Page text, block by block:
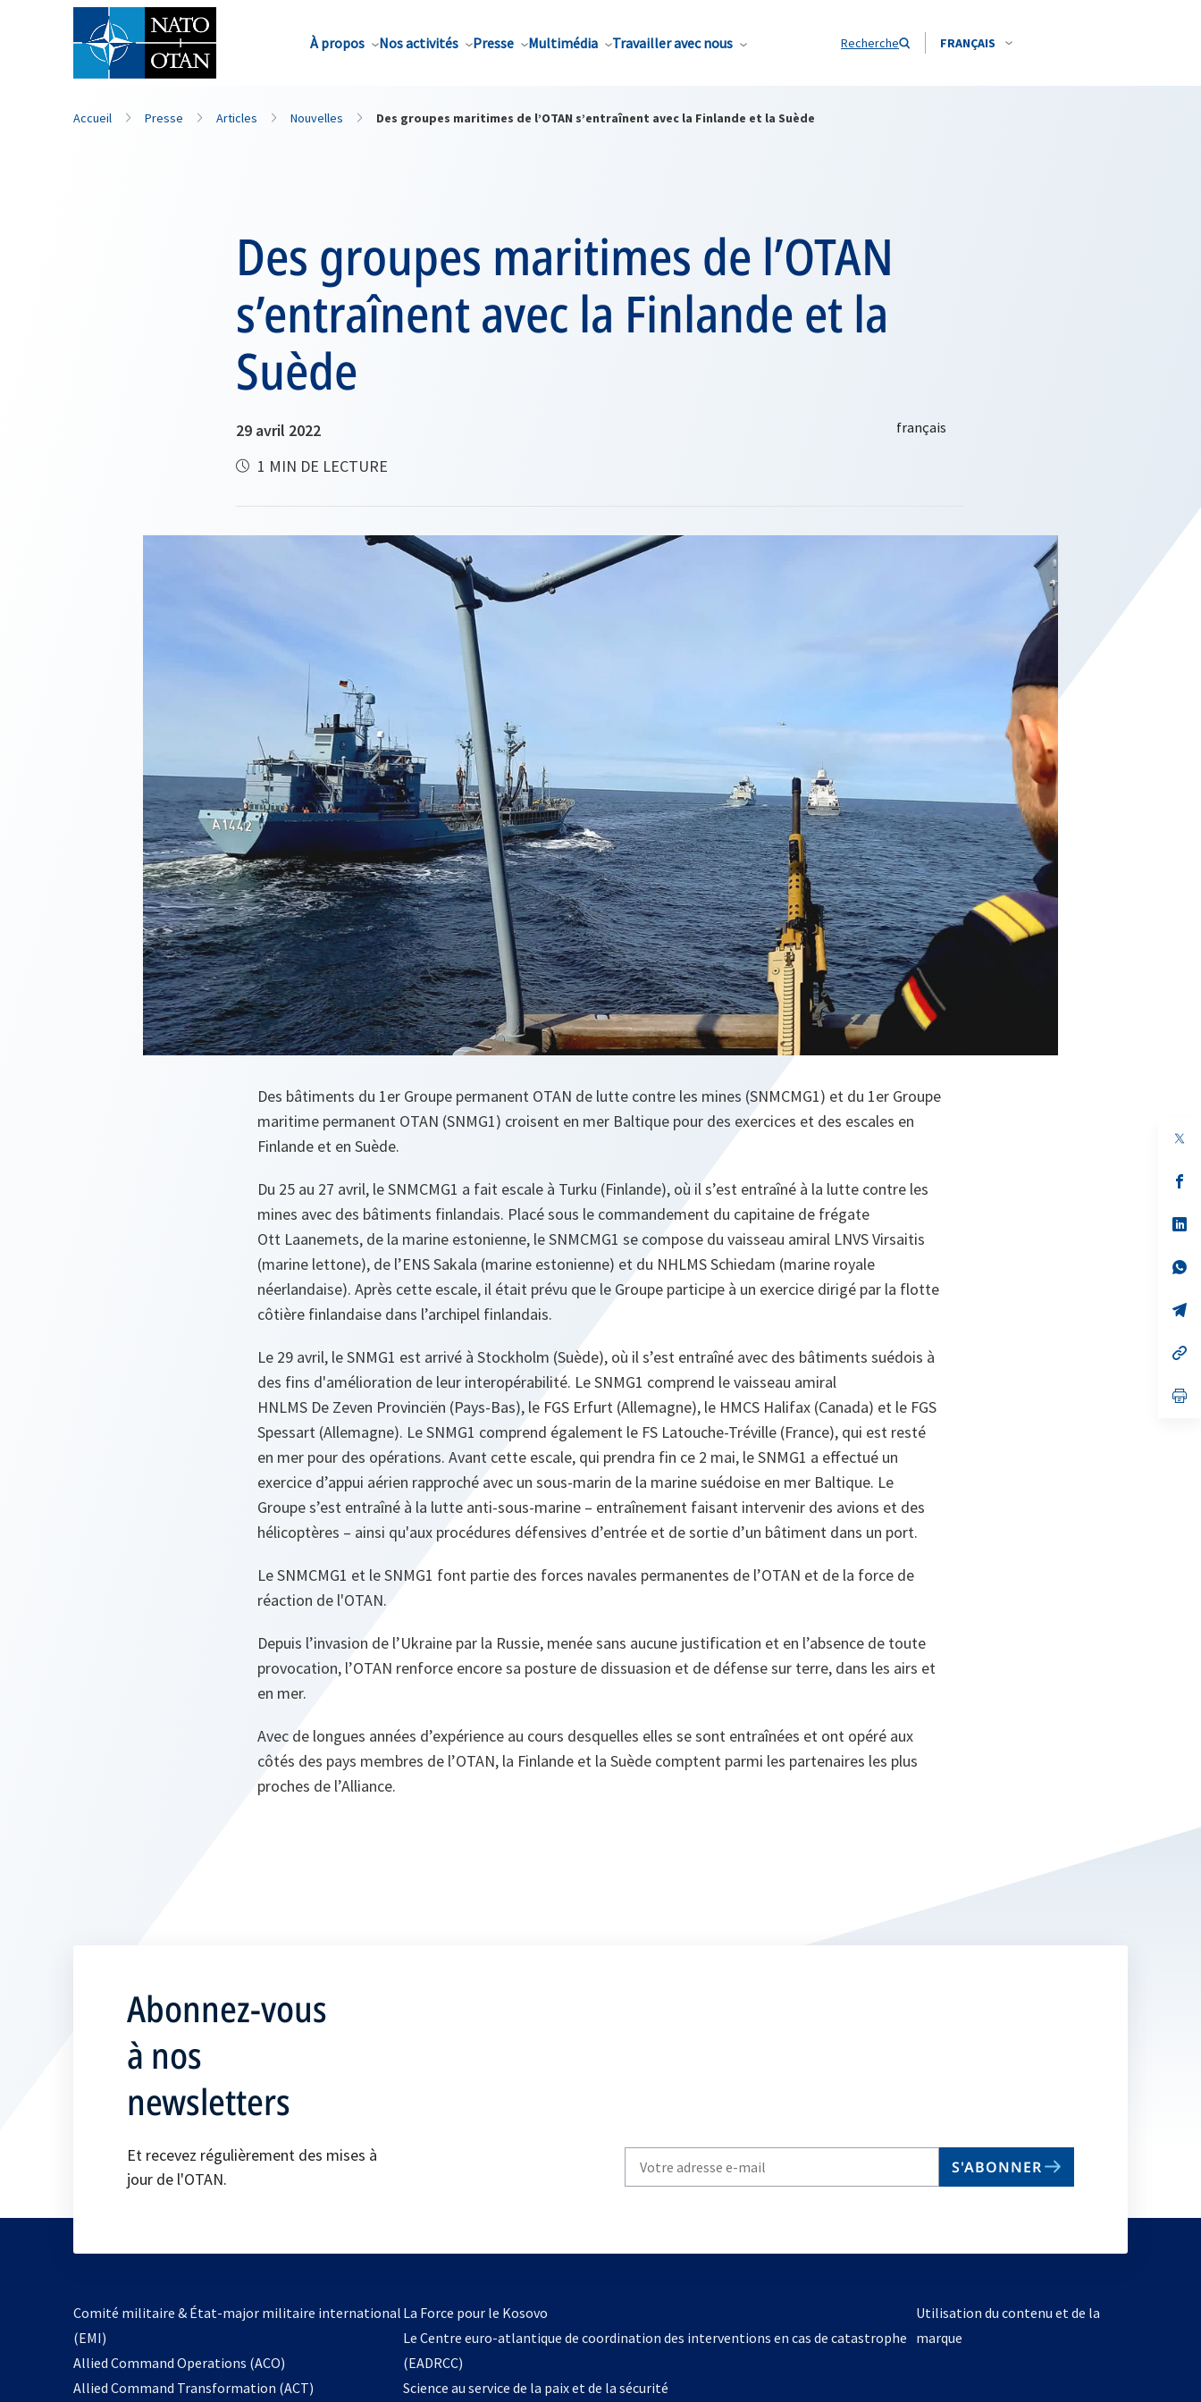
À propos Nos activités Presse Multimédia Travailler avec nous Recherche FRANÇAIS
Nom de famille*
Accueil Presse Articles Nouvelles Des groupes maritimes de l’OTAN s’entraînent avec la Finlande et la Suède
Des groupes maritimes de l’OTAN
s’entraînent avec la Finlande et la
Suède
29 avril 2022
1 MIN DE LECTURE
Des bâtiments du 1er Groupe permanent OTAN de lutte contre les mines (SNMCMG1) et du 1er Groupe
maritime permanent OTAN (SNMG1) croisent en mer Baltique pour des exercices et des escales en
Finlande et en Suède.
Du 25 au 27 avril, le SNMCMG1 a fait escale à Turku (Finlande), où il s’est entraîné à la lutte contre les
mines avec des bâtiments finlandais. Placé sous le commandement du capitaine de frégate
Ott Laanemets, de la marine estonienne, le SNMCMG1 se compose du vaisseau amiral LNVS Virsaitis
(marine lettone), de l’ENS Sakala (marine estonienne) et du NHLMS Schiedam (marine royale
néerlandaise). Après cette escale, il était prévu que le Groupe participe à un exercice dirigé par la flotte
côtière finlandaise dans l’archipel finlandais.
Le 29 avril, le SNMG1 est arrivé à Stockholm (Suède), où il s’est entraîné avec des bâtiments suédois à
des fins d'amélioration de leur interopérabilité. Le SNMG1 comprend le vaisseau amiral
HNLMS De Zeven Provinciën (Pays-Bas), le FGS Erfurt (Allemagne), le HMCS Halifax (Canada) et le FGS
Spessart (Allemagne). Le SNMG1 comprend également le FS Latouche‑Tréville (France), qui est resté
en mer pour des opérations. Avant cette escale, qui prendra fin ce 2 mai, le SNMG1 a effectué un
exercice d’appui aérien rapproché avec un sous‑marin de la marine suédoise en mer Baltique. Le
Groupe s’est entraîné à la lutte anti‑sous-marine – entraînement faisant intervenir des avions et des
hélicoptères – ainsi qu'aux procédures défensives d’entrée et de sortie d’un bâtiment dans un port.
Le SNMCMG1 et le SNMG1 font partie des forces navales permanentes de l’OTAN et de la force de
réaction de l'OTAN.
Depuis l’invasion de l’Ukraine par la Russie, menée sans aucune justification et en l’absence de toute
provocation, l’OTAN renforce encore sa posture de dissuasion et de défense sur terre, dans les airs et
en mer.
Avec de longues années d’expérience au cours desquelles elles se sont entraînées et ont opéré aux
côtés des pays membres de l’OTAN, la Finlande et la Suède comptent parmi les partenaires les plus
proches de l’Alliance.
Abonnez-vous
à nos
newsletters
Et recevez régulièrement des mises à
jour de l'OTAN.
your
S'ABONNER
Comité militaire & État-major militaire international
(EMI)
Allied Command Operations (ACO)
dans
Allied Command Transformation (ACT)
La Force pour le Kosovos’ouvre
dans
nouvel
Le Centre euro-atlantique de coordination des interventions en cas de catastrophe
(EADRCC)
Science au service de la paix et de la sécurité
Utilisation du contenu et de la
marque